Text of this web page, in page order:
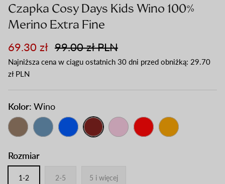
Czapka Cosy Days Kids Wino 100%
Merino Extra Fine
69.30 zł 99.00 zł PLN
Najniższa cena w ciągu ostatnich 30 dni przed obniżką: 29.70
zł PLN
Kolor: Wino
Rozmiar
1-2 2-5 5 i więcej